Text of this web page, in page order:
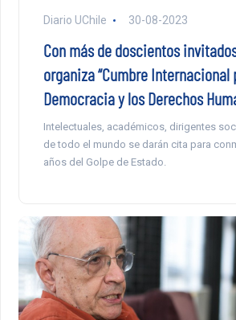
Diario UChile 30-08-2023
Con más de doscientos
organiza “Cumbre Internacional
Democracia y los Derechos
Intelectuales, académicos, dirigentes
de todo el mundo se darán cita para
años del Golpe de Estado.